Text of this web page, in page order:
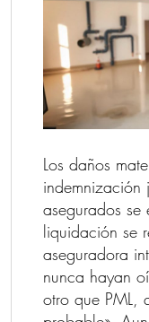
Los daños
indemnización
asegurados se
liquidación se
aseguradora
nunca hayan
otro que PML,